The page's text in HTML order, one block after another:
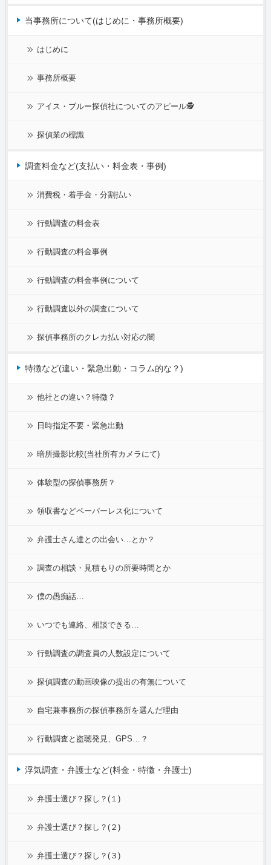
当事務所について(はじめに・事務所概要)
はじめに
事務所概要
アイス・ブルー探偵社についてのアピール🕵
探偵業の標識
調査料金など(支払い・料金表・事例)
消費税・着手金・分割払い
行動調査の料金表
行動調査の料金事例
行動調査の料金事例について
行動調査以外の調査について
探偵事務所のクレカ払い対応の闇
特徴など(違い・緊急出動・コラム的な？)
他社との違い？特徴？
日時指定不要・緊急出動
暗所撮影比較(当社所有カメラにて)
体験型の探偵事務所？
領収書などペーパーレス化について
弁護士さん達との出会い…とか？
調査の相談・見積もりの所要時間とか
僕の愚痴話…
いつでも連絡、相談できる…
行動調査の調査員の人数設定について
探偵調査の動画映像の提出の有無について
自宅兼事務所の探偵事務所を選んだ理由
行動調査と盗聴発見、GPS…？
浮気調査・弁護士など(料金・特徴・弁護士)
弁護士選び？探し？(１)
弁護士選び？探し？(２)
弁護士選び？探し？(３)